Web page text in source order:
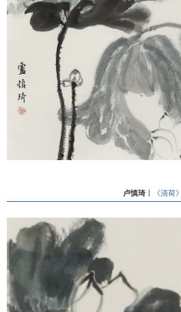
卢慎琦 《清荷》